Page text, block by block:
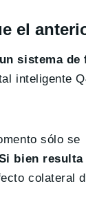
el
un sistema de
inteligente
sólo se
bien resulta
colateral